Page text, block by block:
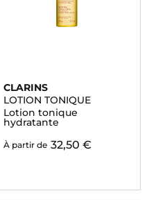
CLARINS
LOTION TONIQUE
Lotion tonique
hydratante
À partir de 32,50 €